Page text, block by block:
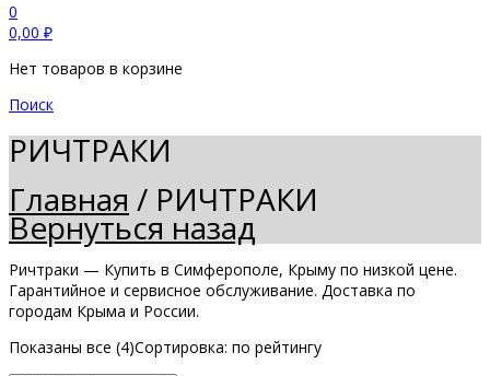
0
0,00 ₽
Нет товаров в корзине
Поиск
РИЧТРАКИ
Главная / РИЧТРАКИ
Вернуться назад
Ричтраки — Купить в Симферополе, Крыму по низкой цене.
Гарантийное и сервисное обслуживание. Доставка по
городам Крыма и России.
Показаны все (4)Сортировка: по рейтингу